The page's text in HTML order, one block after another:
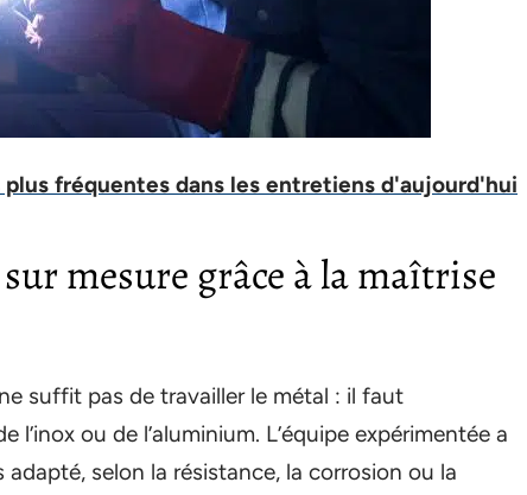
plus fréquentes dans les entretiens d'aujourd'hui
mesure grâce à la maîtrise
suffit pas de travailler le métal : il faut
l’inox ou de l’aluminium. L’équipe expérimentée a
selon la résistance, la corrosion ou la